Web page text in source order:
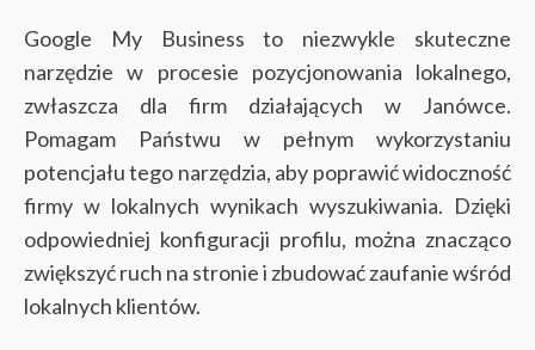
Google My Business to niezwykle skuteczne
narzędzie w procesie pozycjonowania lokalnego,
zwłaszcza dla firm działających w Janówce.
Pomagam Państwu w pełnym wykorzystaniu
potencjału tego narzędzia, aby poprawić widoczność
firmy w lokalnych wynikach wyszukiwania. Dzięki
odpowiedniej konfiguracji profilu, można znacząco
zwiększyć ruch na stronie i zbudować zaufanie wśród
lokalnych klientów.